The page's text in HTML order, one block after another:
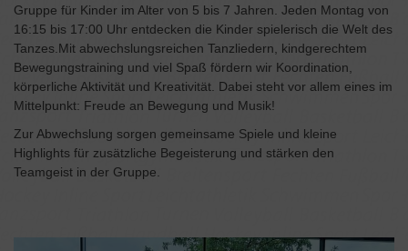
Gruppe für Kinder im Alter von 5 bis 7 Jahren. Jeden Montag von
16:15 bis 17:00 Uhr entdecken die Kinder spielerisch die Welt des
Tanzes.Mit abwechslungsreichen Tanzliedern, kindgerechtem
Bewegungstraining und viel Spaß fördern wir Koordination,
körperliche Aktivität und Kreativität. Dabei steht vor allem eines im
Mittelpunkt: Freude an Bewegung und Musik!
Zur Abwechslung sorgen gemeinsame Spiele und kleine
Highlights für zusätzliche Begeisterung und stärken den
Teamgeist in der Gruppe.